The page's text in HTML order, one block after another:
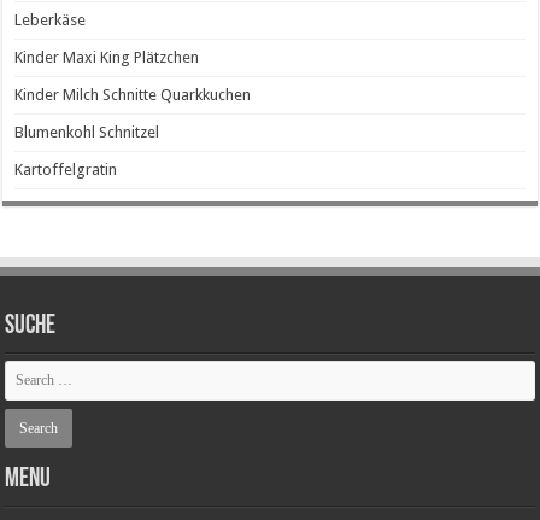
Leberkäse
Kinder Maxi King Plätzchen
Kinder Milch Schnitte Quarkkuchen
Blumenkohl Schnitzel
Kartoffelgratin
SUCHE
Menu